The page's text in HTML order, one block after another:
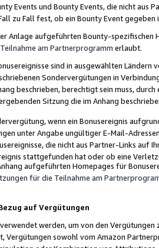
Events und Bounty Events, die nicht
zu Fall fest, ob ein Bounty Event
Anlage aufgeführten Bounty-spezifischen
am Partnerprogramm erlaubt.
sind in ausgewählten Ländern
Sondervergütungen in
beschrieben, berechtigt sein muss,
Sitzung die im Anhang
wenn ein Bonusereignis
unter Angabe ungültiger E-Mail-
die nicht aus Partner-Links auf
stattgefunden hat oder ob eine
aufgeführten Homepages für
für die Teilnahme am
auf Vergütungen
werden, um von den
Vergütungen sowohl vom Amazon